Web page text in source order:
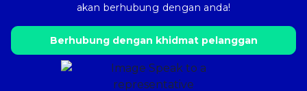
akan berhubung dengan anda!
Berhubung dengan khidmat pelanggan